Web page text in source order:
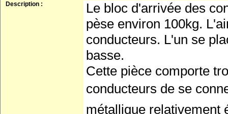
Description :
Le bloc d'arrivée des
pèse environ 100kg.
conducteurs. L'un se
basse.
Cette pièce comporte
conducteurs de se
métallique relativement